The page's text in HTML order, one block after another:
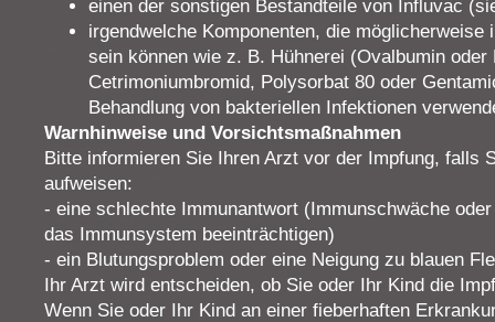
einen der sonstigen Bestandteile von Influvac
irgendwelche Komponenten, die möglicherweise
sein können wie z. B. Hühnerei (Ovalbumin
Cetrimoniumbromid, Polysorbat 80 oder
Behandlung von bakteriellen Infektionen
Warnhinweise und Vorsichtsmaßnahmen
Bitte informieren Sie Ihren Arzt vor der Impfung, falls
aufweisen:
- eine schlechte Immunantwort (Immunschwäche
das Immunsystem beeinträchtigen)
- ein Blutungsproblem oder eine Neigung zu blauen
Ihr Arzt wird entscheiden, ob Sie oder Ihr Kind die
Wenn Sie oder Ihr Kind an einer fieberhaften